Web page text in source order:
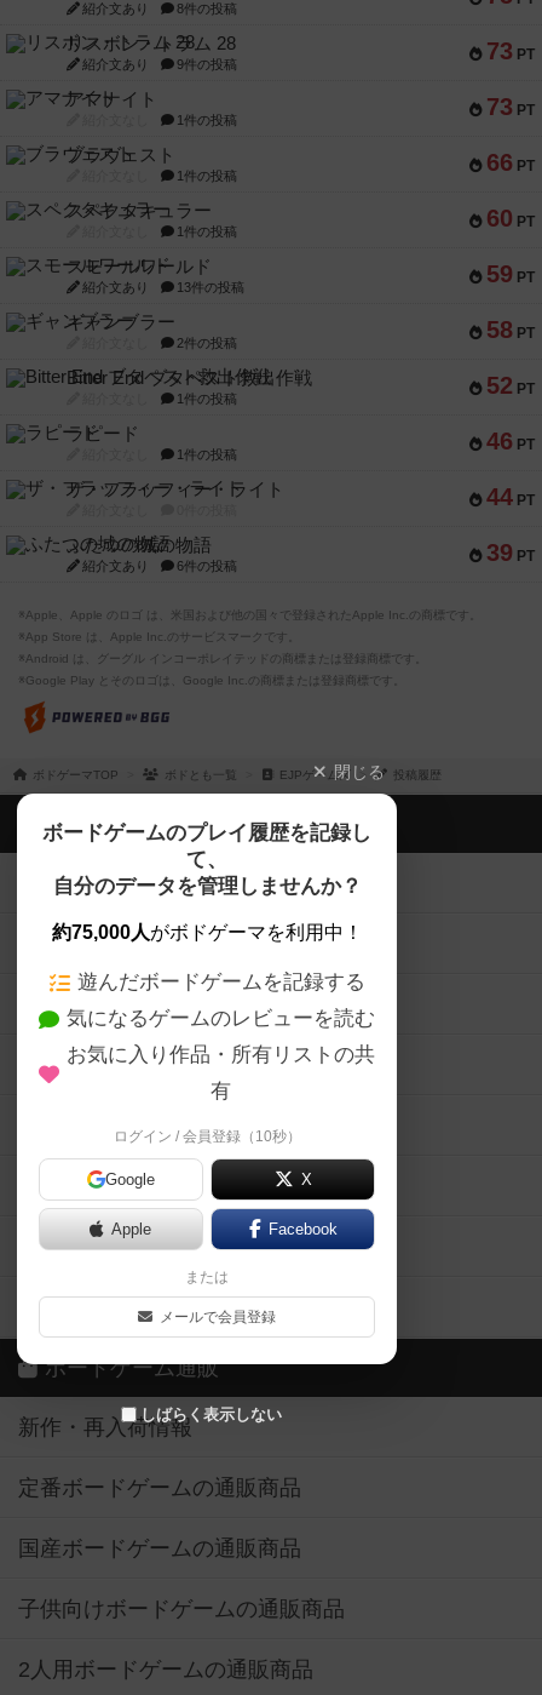
紹介文あり 8件の投稿
73 PT
リスボン・トラム 28
紹介文あり 9件の投稿
73 PT
アマナイト
1件の投稿
66 PT
ブラヴェスト
1件の投稿
60 PT
スペクタキュラー
1件の投稿
59 PT
スモールワールド
紹介文あり 13件の投稿
58 PT
ギャンブラー
2件の投稿
52 PT
Bitter End ブタペスト救出作戦
1件の投稿
46 PT
ラピード
1件の投稿
44 PT
ザ・フラッフィー・ライト
39 PT
ふたつの城の物語
紹介文あり 6件の投稿
※Apple、Apple のロゴ は、米国および他の国々で登録されたApple Inc.の商標です。
※App Store は、Apple Inc.のサービスマークです。
※Android は、グーグル インコーポレイテッドの商標または登録商標です。
※Google Play とそのロゴは、Google Inc.の商標または登録商標です。
ボドゲーマTOP ボドとも一覧 EJPゲームズ 投稿履歴
閉じる
ボードゲームのプレイ履歴を記録し
て、
自分のデータを管理しませんか？
約75,000人がボドゲーマを利用中！
遊んだボードゲームを記録する
気になるゲームのレビューを読む
お気に入り作品・所有リストの共
有
ログイン / 会員登録（10秒）
Google X
Apple Facebook
または
メールで会員登録
しばらく表示しない
ボドゲーマTOP
ボードゲームを検索する
ボードゲームの新着レビュー
ボードゲーム会情報
メカニクス特集
掲示板・トピックス
ボドとも・会員一覧
ボードゲーム業界コラム
ボドゲーマご利用案内
ボードゲーム通販
新作・再入荷情報
定番ボードゲームの通販商品
国産ボードゲームの通販商品
子供向けボードゲームの通販商品
2人用ボードゲームの通販商品